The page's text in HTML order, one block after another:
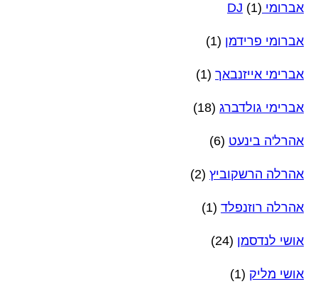
אברומי DJ (1)
אברומי פרידמן (1)
אברימי אייזנבאך (1)
אברימי גולדברג (18)
אהרל'ה בינעט (6)
אהרלה הרשקוביץ (2)
אהרלה רוזנפלד (1)
אושי לנדסמן (24)
אושי מליק (1)